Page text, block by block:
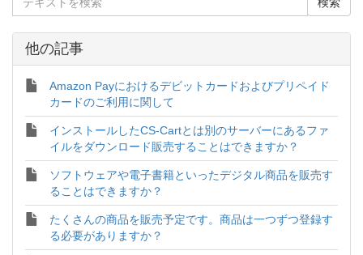
他の記事
Amazon Payにおけるデビットカードおよびプリペイド
カードのご利用に関して
インストールしたCS-Cartとは別のサーバーにあるファ
イルをダウンロード販売することはできますか？
ソフトウェアや電子書籍といったデジタル商品を販売す
ることはできますか？
たくさんの商品を販売予定です。商品は一つずつ登録す
る必要がありますか？